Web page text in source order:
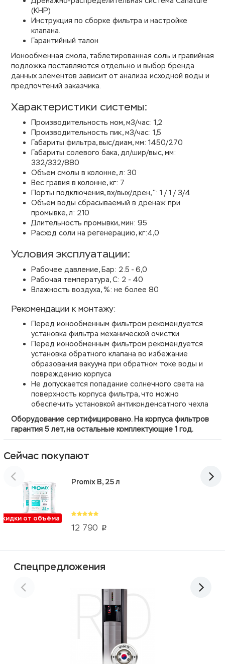
(КНР)
Инструкция по сборке фильтра и настройке
клапана.
Гарантийный талон
Ионообменная смола, таблетированная соль и гравийная
подложка поставляются отдельно и выбор бренда
данных элементов зависит от анализа исходной воды и
предпочтений заказчика.
Характеристики системы:
Производительность ном, м3/час: 1,2
Производительность пик, м3/час: 1,5
Габариты фильтра, выс/диам, мм: 1450/270
Габариты солевого бака, дл/шир/выс, мм:
332/332/880
Объем смолы в колонне, л: 30
Вес гравия в колонне, кг: 7
Порты подключения, вх/вых/дрен, '': 1 / 1 / 3/4
Объем воды сбрасываемый в дренаж при
промывке, л: 210
Длительность промывки, мин: 95
Расход соли на регенерацию, кг:4,0
Условия эксплуатации:
Рабочее давление, Бар: 2.5 - 6,0
Рабочая температура, С: 2 - 40
Влажность воздуха, %: не более 80
Рекомендации к монтажу:
Перед ионообменным фильтром рекомендуется
установка фильтра механической очистки
Перед ионообменным фильтром рекомендуется
установка обратного клапана во избежание
образования вакуума при обратном токе воды и
повреждению корпуса
Не допускается попадание солнечного света на
поверхность корпуса фильтра, что можно
обеспечить установкой антиконденсатного чехла
Оборудование сертифицировано. На корпуса фильтров
гарантия 5 лет, на остальные комплектующие 1 год.
Сейчас покупают
от объёма
12 790 p
Promix B, 25 л
Спецпредложения